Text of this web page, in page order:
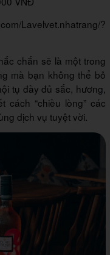
Lavelvet.nhatrang/?
chắn sẽ là một trong
mà bạn không thể bỏ
tụ đầy đủ sắc, hương,
cách “chiều lòng” các
dịch vụ tuyệt vời.